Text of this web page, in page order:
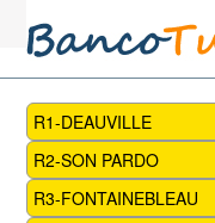
R1-DEAUVILLE
R2-SON PARDO
R3-FONTAINEBLEAU